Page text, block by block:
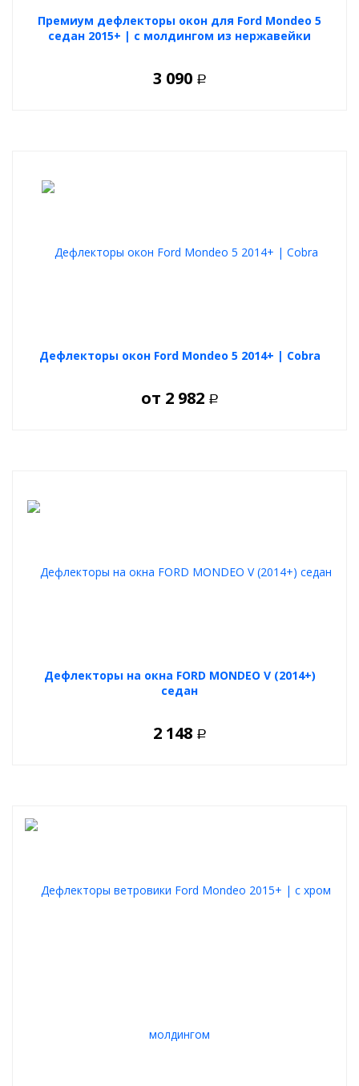
Премиум дефлекторы окон для Ford Mondeo 5
седан 2015+ | с молдингом из нержавейки
3 090 Р
Дефлекторы окон Ford Mondeo 5 2014+ | Cobra
от 2 982 Р
Дефлекторы на окна FORD MONDEO V (2014+)
седан
2 148 Р